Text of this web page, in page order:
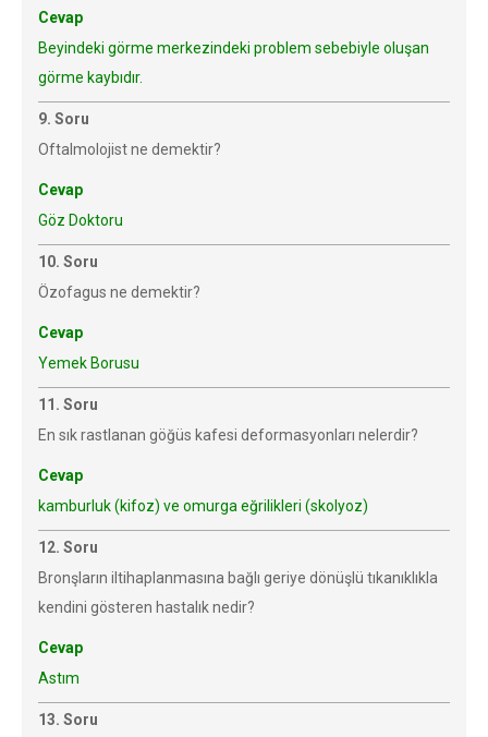
Cevap
Beyindeki görme merkezindeki problem sebebiyle oluşan
görme kaybıdır.
9. Soru
Oftalmolojist ne demektir?
Cevap
Göz Doktoru
10. Soru
Özofagus ne demektir?
Cevap
Yemek Borusu
11. Soru
En sık rastlanan göğüs kafesi deformasyonları nelerdir?
Cevap
kamburluk (kifoz) ve omurga eğrilikleri (skolyoz)
12. Soru
Bronşların iltihaplanmasına bağlı geriye dönüşlü tıkanıklıkla
kendini gösteren hastalık nedir?
Cevap
Astım
13. Soru